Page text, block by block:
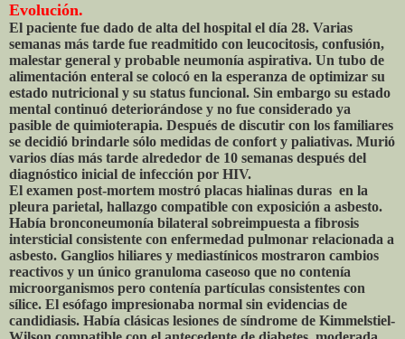
Evolución.
El paciente fue dado de alta del hospital el día 28. Varias
semanas más tarde fue readmitido con leucocitosis, confusión,
malestar general y probable neumonía aspirativa. Un tubo de
alimentación enteral se colocó en la esperanza de optimizar su
estado nutricional y su status funcional. Sin embargo su estado
mental continuó deteriorándose y no fue considerado ya
pasible de quimioterapia. Después de discutir con los familiares
se decidió brindarle sólo medidas de confort y paliativas. Murió
varios días más tarde alrededor de 10 semanas después del
diagnóstico inicial de infección por HIV.
El examen post-mortem mostró placas hialinas duras en la
pleura parietal, hallazgo compatible con exposición a asbesto.
Había bronconeumonía bilateral sobreimpuesta a fibrosis
intersticial consistente con enfermedad pulmonar relacionada a
asbesto. Ganglios hiliares y mediastínicos mostraron cambios
reactivos y un único granuloma caseoso que no contenía
microorganismos pero contenía partículas consistentes con
sílice. El esófago impresionaba normal sin evidencias de
candidiasis. Había clásicas lesiones de síndrome de Kimmelstiel-